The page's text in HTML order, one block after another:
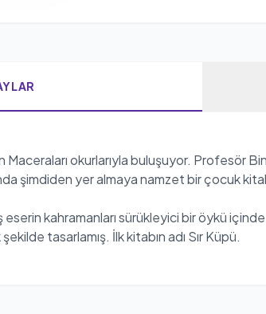
okurlarıyla buluşuyor. Profesör
şimdiden yer almaya namzet bir çocuk
kahramanları sürükleyici bir öykü
tasarlamış. İlk kitabın adı Sır Küpü.